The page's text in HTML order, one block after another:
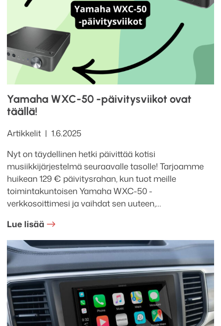
Yamaha WXC-50 -päivitysviikot ovat
täällä!
Kategoriat
Artikkelit Julkaistu
1.6.2025
Nyt on täydellinen hetki päivittää kotisi
musiikkijärjestelmä seuraavalle tasolle! Tarjoamme
huikean 129 € päivitysrahan, kun tuot meille
toimintakuntoisen Yamaha WXC-50 -
verkkosoittimesi ja vaihdat sen uuteen,…
Lue lisää